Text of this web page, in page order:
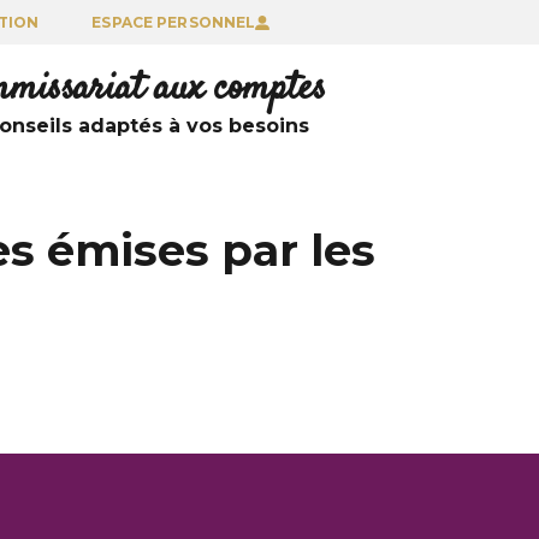
ESPACE PERSONNEL
aux comptes
adaptés à vos besoins
émises par les